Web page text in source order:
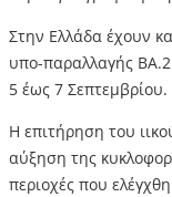
Στην Ελλάδα έχουν
υπο-παραλλαγής
5 έως 7 Σεπτεμβρίου.
Η επιτήρηση του
αύξηση της
περιοχές που